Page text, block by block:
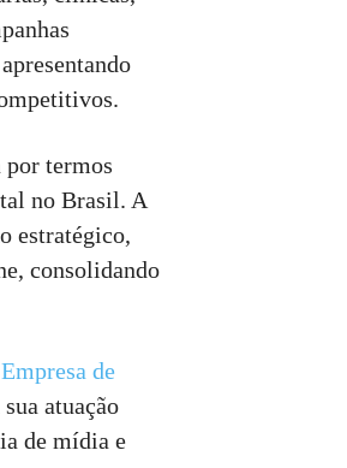
por termos
no Brasil. A
estratégico,
consolidando
Empresa de
atuação
de mídia e